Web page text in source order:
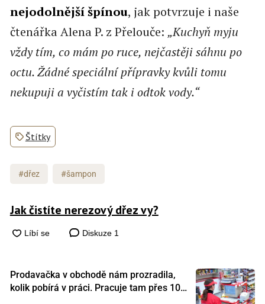
nejodolnější špínou, jak potvrzuje i naše
čtenářka Alena P. z Přelouče: „Kuchyň myju
vždy tím, co mám po ruce, nejčastěji sáhnu po
octu. Žádné speciální přípravky kvůli tomu
nekupuji a vyčistím tak i odtok vody.“
Štítky
#dřez #šampon
Jak čistíte nerezový dřez vy?
Diskuze 1
Prodavačka v obchodě nám prozradila,
kolik pobírá v práci. Pracuje tam přes 10